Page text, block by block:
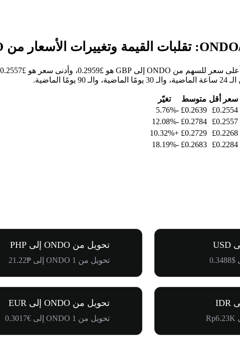
سعر أقل متوسط
تغيّر
£0.2554
£0.2639
-5.76%
£0.2557
£0.2784
-12.08%
£0.2268
£0.2729
+10.32%
£0.2284
£0.2683
-18.19%
تحويل من ONDO إلى PHP
تحويل من 1 ONDO إلى ₱21.22
تحويل من ONDO إلى EUR
تحويل من 1 ONDO إلى €0.3017